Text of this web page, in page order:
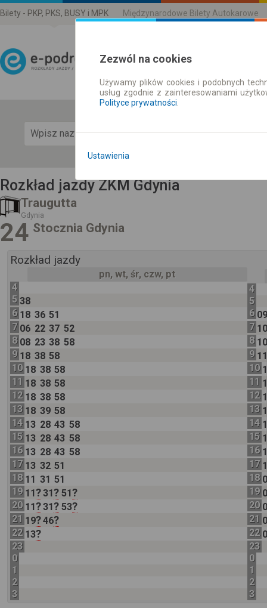
Bilety - PKP, PKS, BUSY i MPK Międzynarodowe Bilety Autokarowe
Rozkład Jazdy | Bilety
Rozkład jazdy ZKM Gdynia
Traugutta
Gdynia
24 Stocznia Gdynia
Rozkład jazdy
pn, wt, śr, czw, pt
4
5 38
6 18 36 51
7 06 22 37 52
8 08 23 38 58
9 18 38 58
10 18 38 58
11 18 38 58
12 18 38 58
13 18 39 58
14 13 28 43 58
15 13 28 43 58
16 13 28 43 58
17 13 32 51
18 11 31 51
19 11?31? 51?
20 11?31? 53?
21 19?46?
22 13?
23
0
1
2
3
4
5
6
7
8
9
10
11
12
13
14
15
16
17
18
19
20
21
22
23
0
1
2
3
Zezwól na cookies
Używamy plików cookies i podobnych
usług zgodnie z zainteresowaniami
Polityce prywatności
Ustawienia